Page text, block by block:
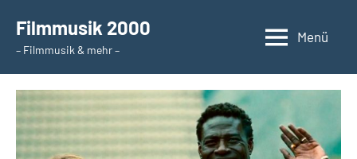
Inhalt
springen
Filmmusik 2000
– Filmmusik & mehr –
Menü